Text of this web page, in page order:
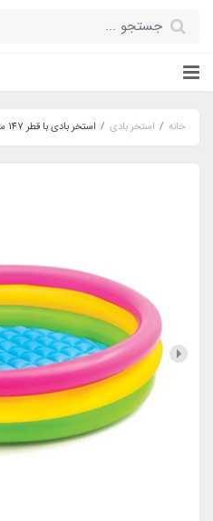
خانه استخر بادی استخر بادی با قطر 147 سانتی متر